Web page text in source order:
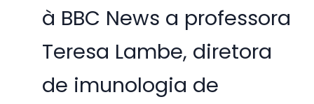
à BBC News a professora
Teresa Lambe, diretora
de imunologia de